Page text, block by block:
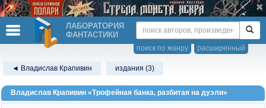
ЛАБОРАТОРИЯ
ФАНТАСТИКИ
расширенный
поиск по жанру
◄ Владислав Крапивин издания (3)
Владислав Крапивин «Трофейная банка, разбитая на дуэли»